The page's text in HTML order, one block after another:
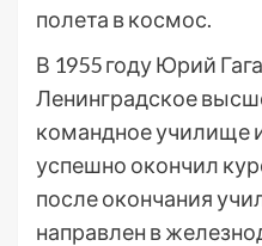
полета в космос.
В 1955 году Юрий
Ленинградское
командное училище
успешно окончил
после окончания
направлен в